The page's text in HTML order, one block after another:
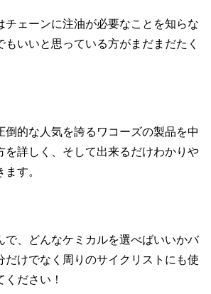
チェーンに注油が必要なことを知らな
もいいと思っている方がまだまだたく
倒的な人気を誇るワコーズの製品を中
を詳しく、そして出来るだけわかりや
す。
で、どんなケミカルを選べばいいかバ
だけでなく周りのサイクリストにも使
ださい！